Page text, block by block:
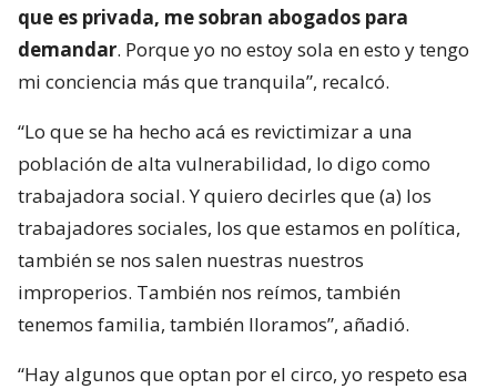
que es privada, me sobran abogados para
demandar. Porque yo no estoy sola en esto y tengo
mi conciencia más que tranquila”, recalcó.
“Lo que se ha hecho acá es revictimizar a una
población de alta vulnerabilidad, lo digo como
trabajadora social. Y quiero decirles que (a) los
trabajadores sociales, los que estamos en política,
también se nos salen nuestras nuestros
improperios. También nos reímos, también
tenemos familia, también lloramos”, añadió.
“Hay algunos que optan por el circo, yo respeto esa